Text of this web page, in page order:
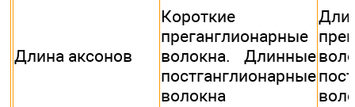
Длина аксонов
Короткие
преганглионарные
волокна. Длинные
постганглионарные
волокна